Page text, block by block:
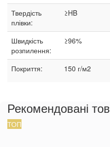
Твердість
плівки:
≥HB
Швидкість
розпилення:
≥96%
Покриття: 150 г/м2
Рекомендовані
ТОП